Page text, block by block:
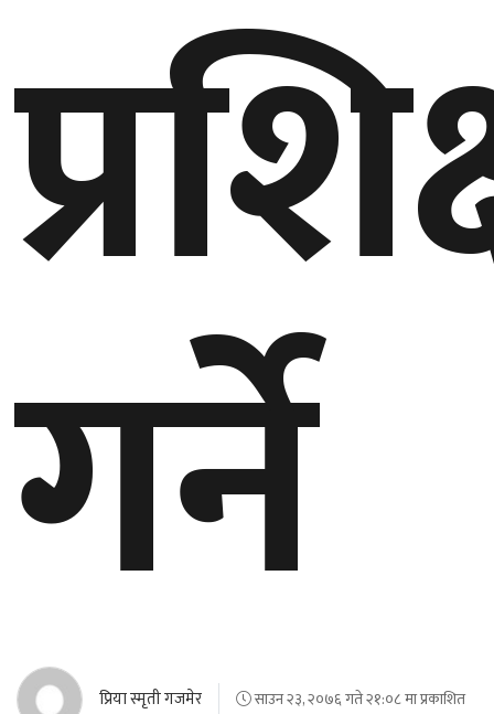
अमेरिका
एसिया
जापान
क्यानाडा
अन्य
गर्ने
प्रिया स्मृती गजमेर साउन २३, २०७६ गते २१:०८ मा प्रकाशित